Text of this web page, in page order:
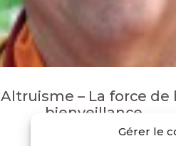
Gérer le
Altruisme – La force de
bienveillance